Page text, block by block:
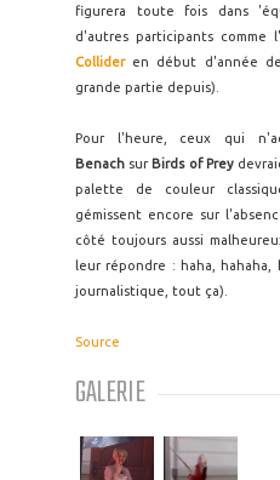
figurera toute fois dans
d'autres participants comme
Collider en début d'année
grande partie depuis).
Pour l'heure, ceux qui
Benach sur Birds of Prey
palette de couleur
gémissent encore sur
côté toujours aussi
leur répondre : haha,
journalistique, tout ça).
Source
GALERIE